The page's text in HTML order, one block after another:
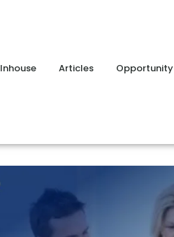
Inhouse Articles Opportunity